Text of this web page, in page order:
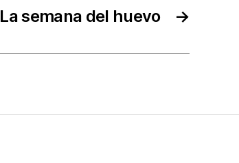
→
La semana del huevo